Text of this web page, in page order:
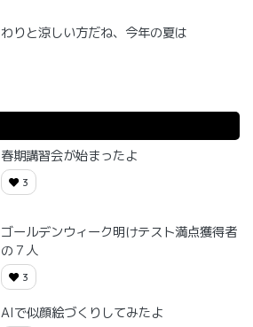
わりと涼しい方だね、今年の夏は
春期講習会が始まったよ
3
ゴールデンウィーク明けテスト満点獲得者
の７人
3
AIで似顔絵づくりしてみたよ